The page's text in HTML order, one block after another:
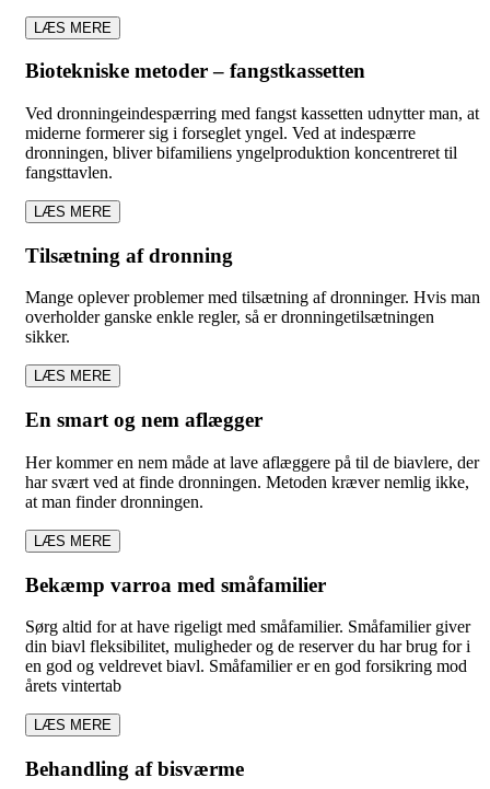
LÆS MERE
Biotekniske metoder – fangstkassetten
Ved dronningeindespærring med fangst kassetten udnytter man, at
miderne formerer sig i forseglet yngel. Ved at indespærre
dronningen, bliver bifamiliens yngelproduktion koncentreret til
fangsttavlen.
LÆS MERE
Tilsætning af dronning
Mange oplever problemer med tilsætning af dronninger. Hvis man
overholder ganske enkle regler, så er dronningetilsætningen
sikker.
LÆS MERE
En smart og nem aflægger
Her kommer en nem måde at lave aflæggere på til de biavlere, der
har svært ved at finde dronningen. Metoden kræver nemlig ikke,
at man finder dronningen.
LÆS MERE
Bekæmp varroa med småfamilier
Sørg altid for at have rigeligt med småfamilier. Småfamilier giver
din biavl fleksibilitet, muligheder og de reserver du har brug for i
en god og veldrevet biavl. Småfamilier er en god forsikring mod
årets vintertab
LÆS MERE
Behandling af bisværme